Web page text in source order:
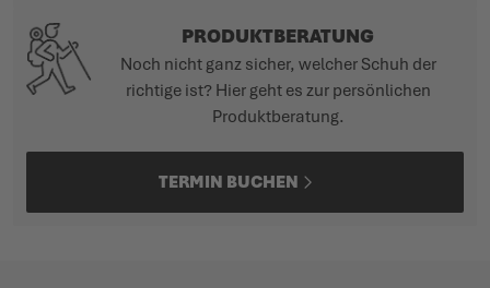
PRODUKTBERATUNG
Noch nicht ganz sicher, welcher Schuh der
richtige ist? Hier geht es zur persönlichen
Produktberatung.
TERMIN BUCHEN